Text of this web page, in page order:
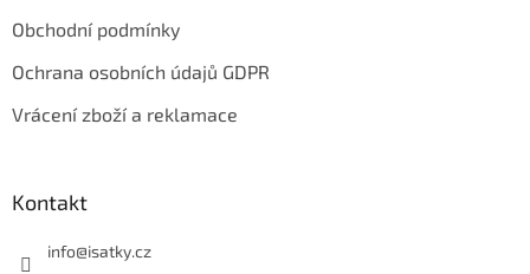
Obchodní podmínky
Ochrana osobních údajů GDPR
Vrácení zboží a reklamace
Kontakt
info@isatky.cz